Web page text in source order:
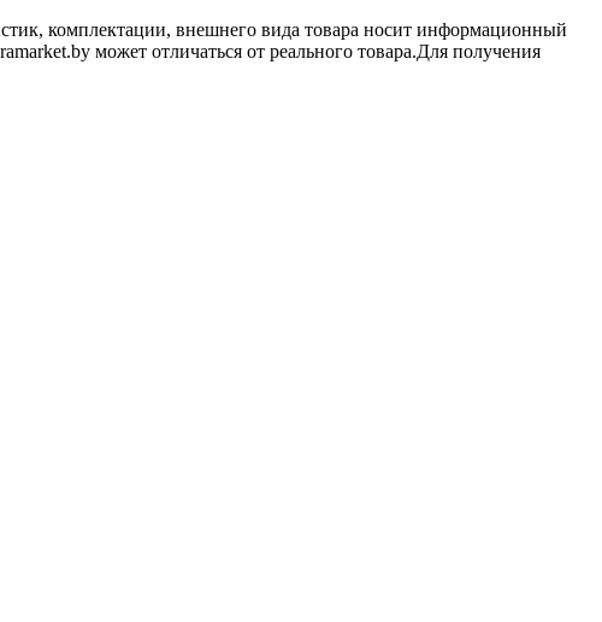
комплектации, внешнего вида товара носит информационный
может отличаться от реального товара.Для получения